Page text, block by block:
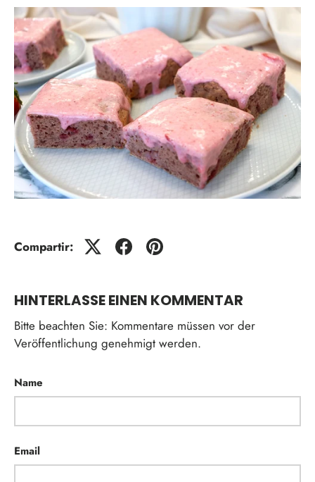
Compartir:
HINTERLASSE EINEN KOMMENTAR
Bitte beachten Sie: Kommentare müssen vor der
Veröffentlichung genehmigt werden.
Name
Email